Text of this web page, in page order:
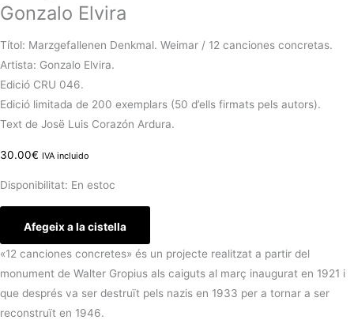
Gonzalo Elvira
Títol: Marzgefallenen Denkmal. Weimar / 12 canciones concretas.
Artista: Gonzalo Elvira.
Edició CRU 046.
Edició limitada de 200 exemplars (50 d’ells firmats pels autors).
Text de Josë Luis Corazón Ardura.
30.00€ IVA incluido
Disponibilitat: En estoc
Afegeix a la cistella
«12 canciones concretes» és un projecte realitzat a partir del
monument de Walter Gropius als caiguts al març inaugurat en 1921 i
que després va ser destruït pels nazis en 1933 per a tornar a ser
reconstruït en 1946.